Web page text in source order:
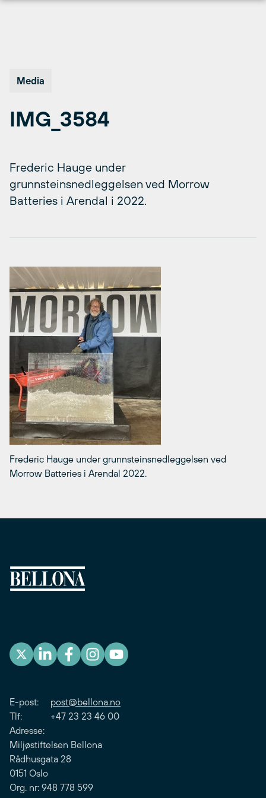
Media
IMG_3584
Frederic Hauge under
grunnsteinsnedleggelsen ved Morrow
Batteries i Arendal i 2022.
Frederic Hauge under grunnsteinsnedleggelsen ved
Morrow Batteries i Arendal 2022.
E-post: post@bellona.no
Tlf: +47 23 23 46 00
Adresse:
Miljøstiftelsen Bellona
Rådhusgata 28
0151 Oslo
Org. nr: 948 778 599